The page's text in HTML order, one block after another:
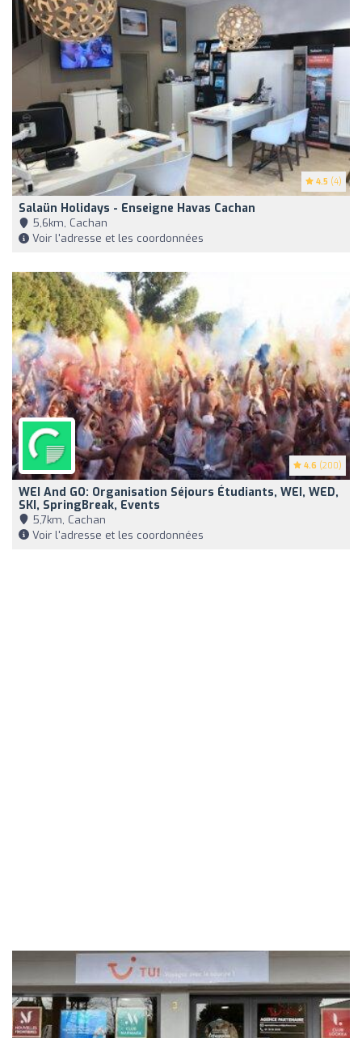
4.5 (4)
Salaün Holidays - Enseigne Havas Cachan
5,6km, Cachan
Voir l'adresse et les coordonnées
4.6 (200)
WEI And GO: Organisation Séjours Étudiants, WEI, WED,
SKI, SpringBreak, Events
5,7km, Cachan
Voir l'adresse et les coordonnées